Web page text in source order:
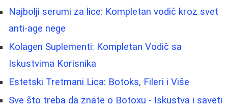
Najbolji serumi za lice: Kompletan vodič kroz svet
anti-age nege
Kolagen Suplementi: Kompletan Vodič sa
Iskustvima Korisnika
Estetski Tretmani Lica: Botoks, Fileri i Više
Sve što treba da znate o Botoxu - Iskustva i saveti